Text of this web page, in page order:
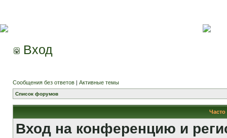
Вход
Сообщения без ответов | Активные темы
Список форумов
Вход на конференцию и